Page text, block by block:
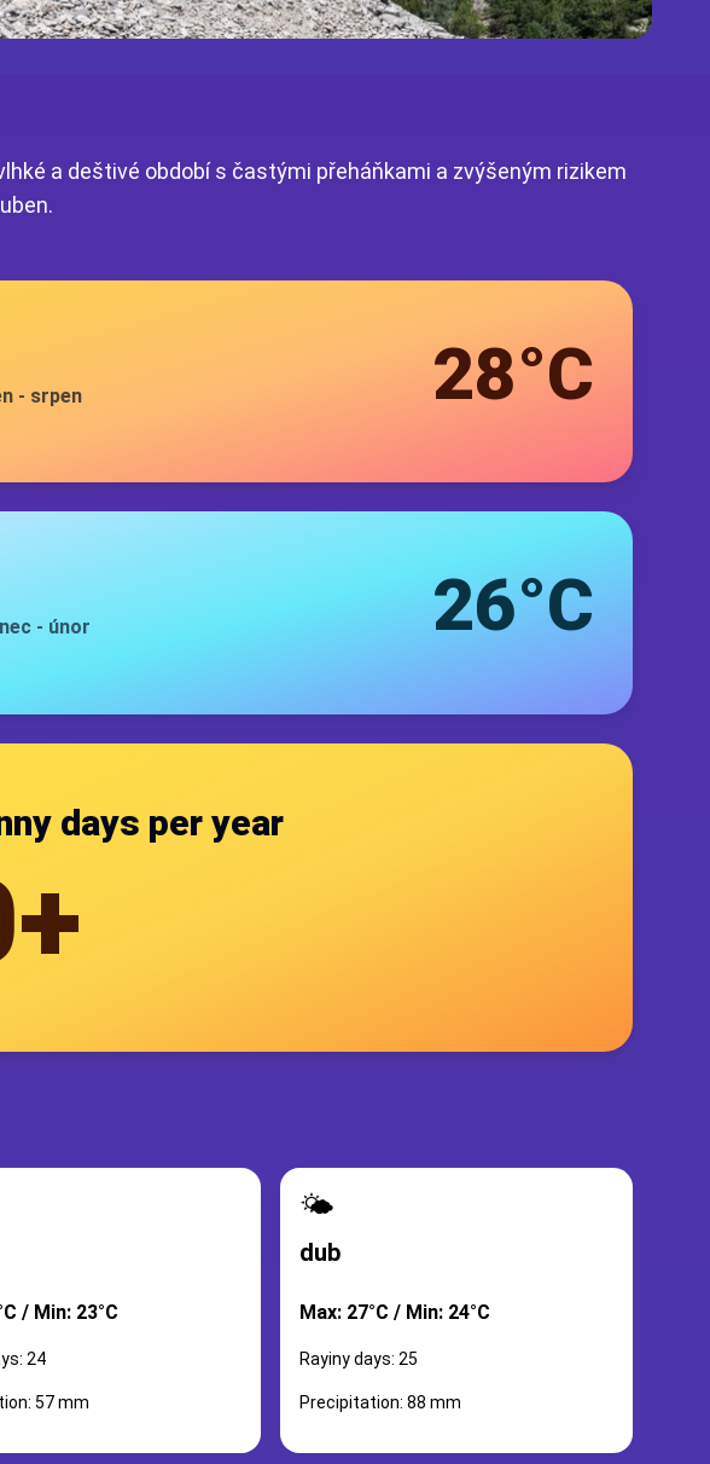
a deštivé období s častými přeháňkami a zvýšeným rizikem
- srpen 28°C
- únor 26°C
days per year
/ Min: 23°C
24
57 mm
🌤️
dub
Max: 27°C / Min: 24°C
Rayiny days: 25
Precipitation: 88 mm